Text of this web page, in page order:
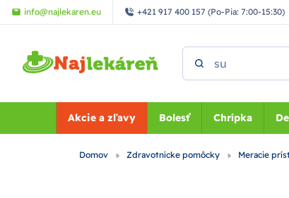
Preskočiť na hlavný obsah
info@najlekaren.eu +421 917 400 157 (Po-Pia: 7:00-15:30)
Akcie a zľavy Bolesť Chrípka
Domov Zdravotnícke pomôcky Meracie